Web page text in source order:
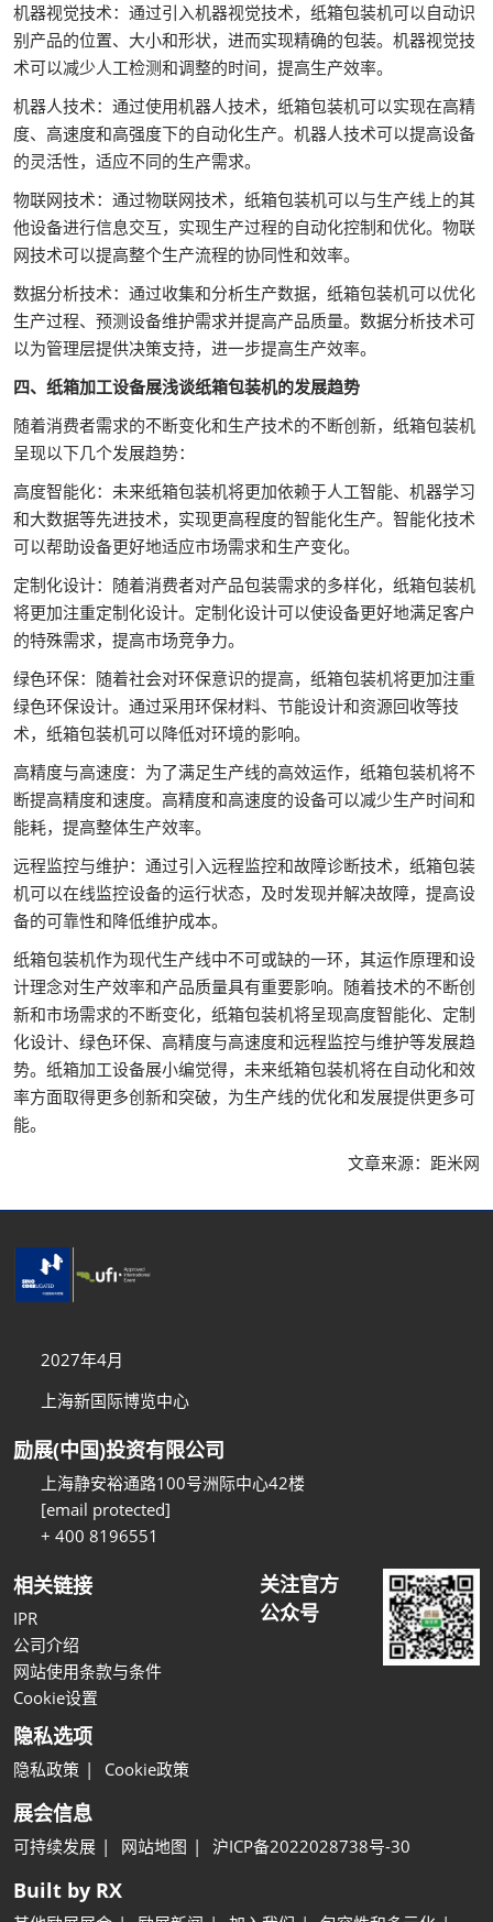
机器视觉技术：通过引入机器视觉技术，纸箱包装机可以自动识
别产品的位置、大小和形状，进而实现精确的包装。机器视觉技
术可以减少人工检测和调整的时间，提高生产效率。
机器人技术：通过使用机器人技术，纸箱包装机可以实现在高精
度、高速度和高强度下的自动化生产。机器人技术可以提高设备
的灵活性，适应不同的生产需求。
物联网技术：通过物联网技术，纸箱包装机可以与生产线上的其
他设备进行信息交互，实现生产过程的自动化控制和优化。物联
网技术可以提高整个生产流程的协同性和效率。
数据分析技术：通过收集和分析生产数据，纸箱包装机可以优化
生产过程、预测设备维护需求并提高产品质量。数据分析技术可
以为管理层提供决策支持，进一步提高生产效率。
四、纸箱加工设备展浅谈纸箱包装机的发展趋势
随着消费者需求的不断变化和生产技术的不断创新，纸箱包装机
呈现以下几个发展趋势：
高度智能化：未来纸箱包装机将更加依赖于人工智能、机器学习
和大数据等先进技术，实现更高程度的智能化生产。智能化技术
可以帮助设备更好地适应市场需求和生产变化。
定制化设计：随着消费者对产品包装需求的多样化，纸箱包装机
将更加注重定制化设计。定制化设计可以使设备更好地满足客户
的特殊需求，提高市场竞争力。
绿色环保：随着社会对环保意识的提高，纸箱包装机将更加注重
绿色环保设计。通过采用环保材料、节能设计和资源回收等技
术，纸箱包装机可以降低对环境的影响。
高精度与高速度：为了满足生产线的高效运作，纸箱包装机将不
断提高精度和速度。高精度和高速度的设备可以减少生产时间和
能耗，提高整体生产效率。
远程监控与维护：通过引入远程监控和故障诊断技术，纸箱包装
机可以在线监控设备的运行状态，及时发现并解决故障，提高设
备的可靠性和降低维护成本。
纸箱包装机作为现代生产线中不可或缺的一环，其运作原理和设
计理念对生产效率和产品质量具有重要影响。随着技术的不断创
新和市场需求的不断变化，纸箱包装机将呈现高度智能化、定制
化设计、绿色环保、高精度与高速度和远程监控与维护等发展趋
势。纸箱加工设备展小编觉得，未来纸箱包装机将在自动化和效
率方面取得更多创新和突破，为生产线的优化和发展提供更多可
能。
文章来源：距米网
2027年4月
上海新国际博览中心
励展(中国)投资有限公司
上海静安裕通路100号洲际中心42楼
[email protected]
+ 400 8196551
相关链接
IPR
公司介绍
网站使用条款与条件
Cookie设置
关注官方
公众号
隐私选项
隐私政策 Cookie政策
展会信息
可持续发展 网站地图 沪ICP备2022028738号-30
Built by RX